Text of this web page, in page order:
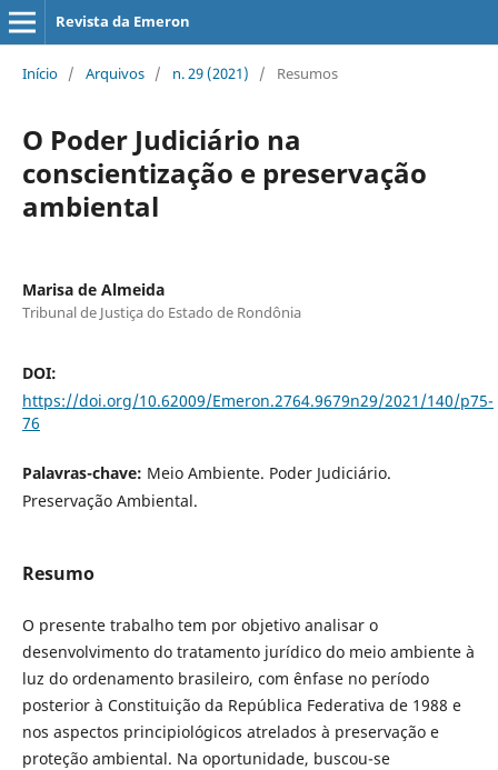
Revista da Emeron
Início / Arquivos / n. 29 (2021) / Resumos
O Poder Judiciário na
conscientização e preservação
ambiental
Marisa de Almeida
Tribunal de Justiça do Estado de Rondônia
DOI:
https://doi.org/10.62009/Emeron.2764.9679n29/2021/140/p75-
76
Palavras-chave: Meio Ambiente. Poder Judiciário.
Preservação Ambiental.
Resumo
O presente trabalho tem por objetivo analisar o
desenvolvimento do tratamento jurídico do meio ambiente à
luz do ordenamento brasileiro, com ênfase no período
posterior à Constituição da República Federativa de 1988 e
nos aspectos principiológicos atrelados à preservação e
proteção ambiental. Na oportunidade, buscou-se